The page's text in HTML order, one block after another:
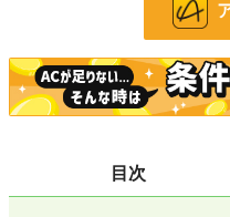
53,335 位 /
24h.ポイント 0 pt
目次